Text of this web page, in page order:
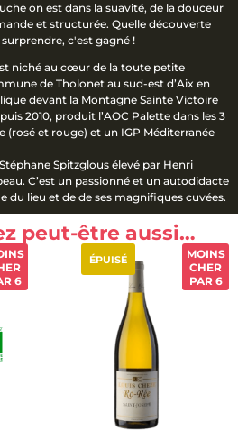
on est dans la suavité, de la douceur
et structurée. Quelle découverte
c'est gagné !
niché au cœur de la toute petite
de Tholonet au sud-est d’Aix en
devant la Montagne Sainte Victoire
2010, produit l’AOC Palette dans les 3
(rosé et rouge) et un IGP Méditerranée
Spitzglous élevé par Henri
C’est un passionné et un autodidacte
du lieu et de de ses magnifiques cuvées.
peut-être aussi…
6
MOINS
CHER
PAR 6
ÉPUISÉ